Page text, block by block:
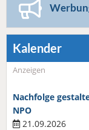
Kalender
Anzeigen
Nachfolge
NPO
21.09.2026